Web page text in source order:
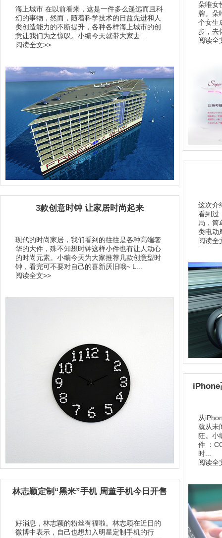
朵唯女
牌。朵
个女生
步，去
阅读全
海上城市 在以前看来，这是一件多么遥远而且科
幻的事物，然而，随着科学技术的日益先进和人
类创造能力的不断提升，各种各样海上城市的创
意让我们为之惊叹。小编今天就带大家去...
阅读全文>>
这次介
看到过
局，简
类电动
阅读全
3款创意时钟 让家居时尚起来
现代的时尚家居，我们看到的往往是各种高端奢
华的大件，殊不知想时钟这样小件也有让人动心
的时尚元素。小编今天为大家推荐几款创意型时
钟，看完可不要对自己的喜新厌旧哦~ L...
阅读全文>>
iPhone
从
就从未
狂。小
件 ：
时...
阅读全
林志颖定制“黑米”手机 周董手机今日开售
好消息，林志颖的粉丝有福啦。林志颖在近日的
微博中表示，自己也想加入明星定制手机的行